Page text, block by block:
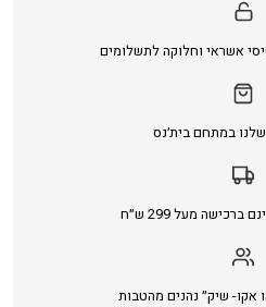
אשראי וחלוקה לתשלומים
במתחם בית׳נס
מעל 299 ש״ח
אקו- שיק״ נהנים מהטבות